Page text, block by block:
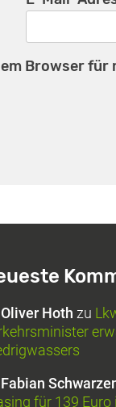
Browser
Oliver Hoth zu
Fabian
für 139